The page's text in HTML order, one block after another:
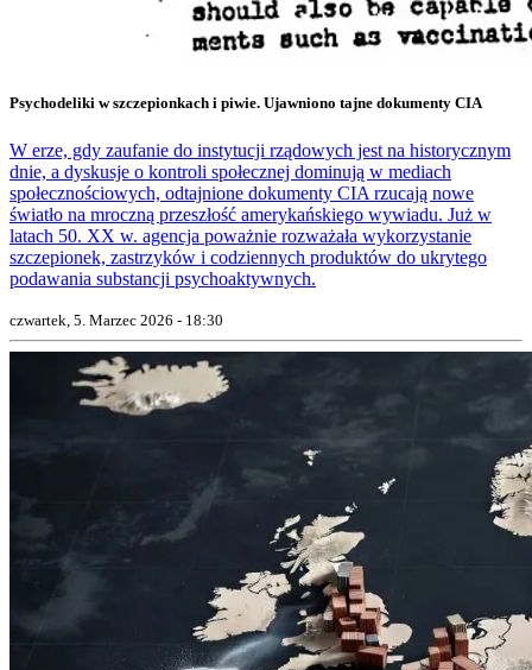
Psychodeliki w szczepionkach i piwie. Ujawniono tajne dokumenty CIA
W erze, gdy zaufanie do instytucji rządowych jest na historycznym
dnie, a dyskusje o kontroli społecznej dominują w mediach
społecznościowych, odtajnione dokumenty CIA rzucają nowe
światło na mroczną przeszłość amerykańskiego wywiadu. Już w
latach 50. XX w. agencja poważnie rozważała wykorzystanie
szczepionek, zastrzyków i codziennych produktów do ukrytego
podawania substancji psychoaktywnych.
czwartek, 5. Marzec 2026 - 18:30